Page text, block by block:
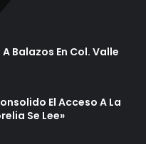
Balazos En Col. Valle
El Acceso A La
Se Lee»